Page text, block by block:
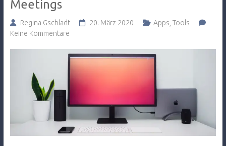
Meetings
Regina Gschladt 20. März 2020 Apps Tools
Keine Kommentare